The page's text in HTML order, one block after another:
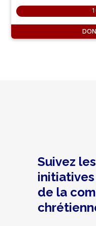
Suivez
initiatives
de la